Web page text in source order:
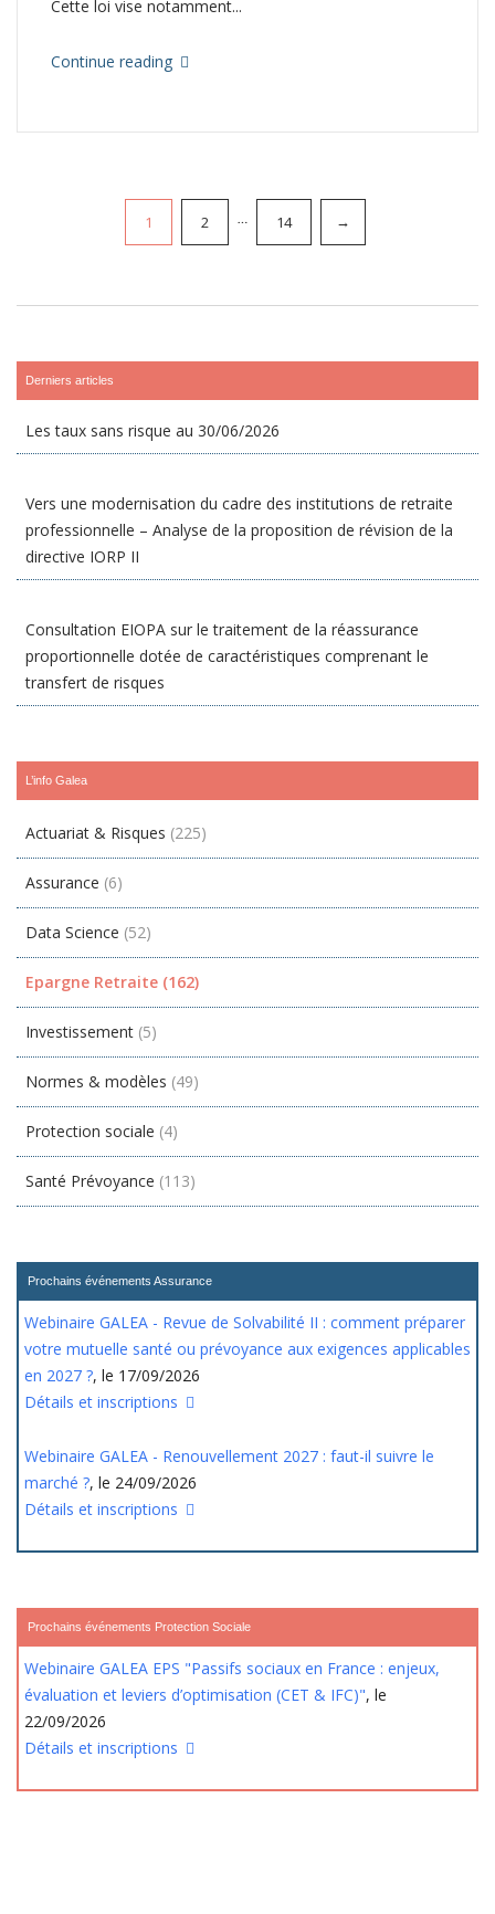
Cette loi vise notamment...
Continue reading
Pagination1 2 … 14 →
Derniers articles
Les taux sans risque au 30/06/2026
Vers une modernisation du cadre des institutions de retraite
professionnelle – Analyse de la proposition de révision de la
directive IORP II
Consultation EIOPA sur le traitement de la réassurance
proportionnelle dotée de caractéristiques comprenant le
transfert de risques
L’info Galea
Actuariat & Risques (225)
Assurance (6)
Data Science (52)
Epargne Retraite (162)
Investissement (5)
Normes & modèles (49)
Protection sociale (4)
Santé Prévoyance (113)
Prochains événements Assurance
Webinaire GALEA - Revue de Solvabilité II : comment préparer
votre mutuelle santé ou prévoyance aux exigences applicables
en 2027 ?, le 17/09/2026
Détails et inscriptions
Webinaire GALEA - Renouvellement 2027 : faut-il suivre le
marché ?, le 24/09/2026
Détails et inscriptions
Prochains événements Protection Sociale
Webinaire GALEA EPS "Passifs sociaux en France : enjeux,
évaluation et leviers d’optimisation (CET & IFC)", le
22/09/2026
Détails et inscriptions